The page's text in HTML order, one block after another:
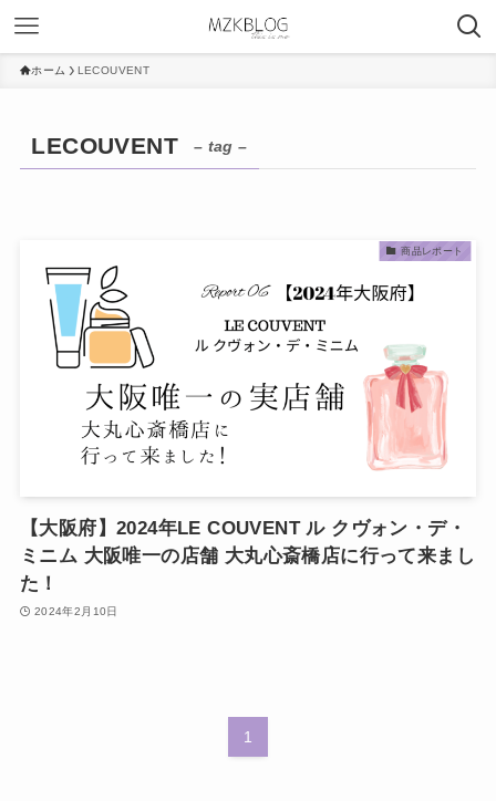
ホーム LECOUVENT
LECOUVENT – tag –
商品レポート
【大阪府】2024年LE COUVENT ル クヴォン・デ・
ミニム 大阪唯一の店舗 大丸心斎橋店に行って来まし
た！
2024年2月10日
1